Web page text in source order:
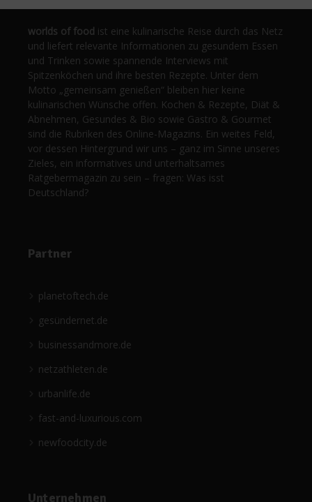
worlds of food ist eine kulinarische Reise durch das Netz
und liefert relevante Informationen zu gesundem Essen
und Trinken sowie spannende Interviews mit
Spitzenköchen und ihre besten Rezepte. Unter dem
Motto „gemeinsam genießen“ bleiben hier keine
kulinarischen Wünsche offen. Kochen & Rezepte, Diät &
Abnehmen, Gesundes & Bio sowie Gastro & Gourmet
sind die Rubriken des Online-Magazins. Ein weites Feld,
vor dessen Hintergrund wir uns – ganz im Sinne unseres
Zieles, ein informatives und unterhaltsames
Ratgebermagazin zu sein – fragen: Was isst
Deutschland?
Partner
planetoftech.de
gesündernet.de
businessandmore.de
netzathleten.de
urbanlife.de
fast-and-luxurious.com
newfoodcity.de
Unternehmen